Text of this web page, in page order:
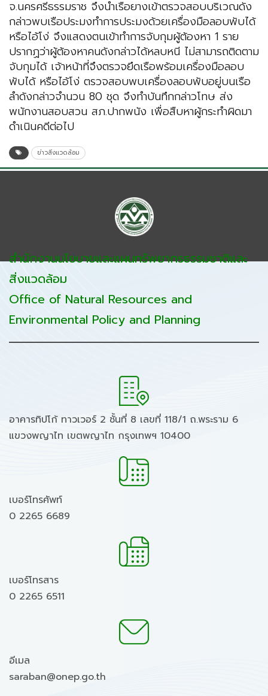
จ.นครศรีธรรมราช จึงนำเรือยางเข้าตรวจสอบบริเวณดัง
กล่าวพบเรือประมงทำการประมงด้วยเครื่องมือลอบพับได้
หรือไอ้โง่ จึงแสดงตนเข้าทำการจับกุมผู้ต้องหา 1 ราย
ปรากฏว่าผู้ต้องหาคนดังกล่าวได้หลบหนี ไม่สามารถติดตาม
จับกุมได้ เจ้าหน้าที่จึงตรวจยึดเรือพร้อมเครื่องมือลอบ
พับได้ หรือไอ้โง่ ตรวจสอบพบเครื่องลอบพับอยู่บนเรือ
ลำดังกล่าวจำนวน 80 ชุด จึงทำบันทึกกล่าวโทษ ส่ง
พนักงานสอบสวน สภ.ปากพนัง เพื่อสืบหาผู้กระทำผิดมา
ดำเนินคดีต่อไป
ข่าวสิ่งแวดล้อม
สำนักงานนโยบายและแผนทรัพยากรธรรมชาติและ
สิ่งแวดล้อม
Office of Natural Resources and
Environmental Policy and Planning
อาคารทิปโก้ ทาวเวอร์ 2 ชั้นที่ 8 เลขที่ 118/1 ถ.พระราม 6
แขวงพญาไท เขตพญาไท กรุงเทพฯ 10400
เบอร์โทรศัพท์
0 2265 6689
เบอร์โทรสาร
0 2265 6511
อีเมล
saraban@onep.go.th